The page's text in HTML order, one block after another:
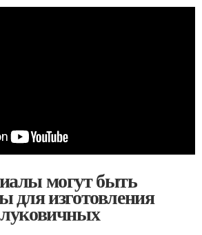
могут быть
для изготовления